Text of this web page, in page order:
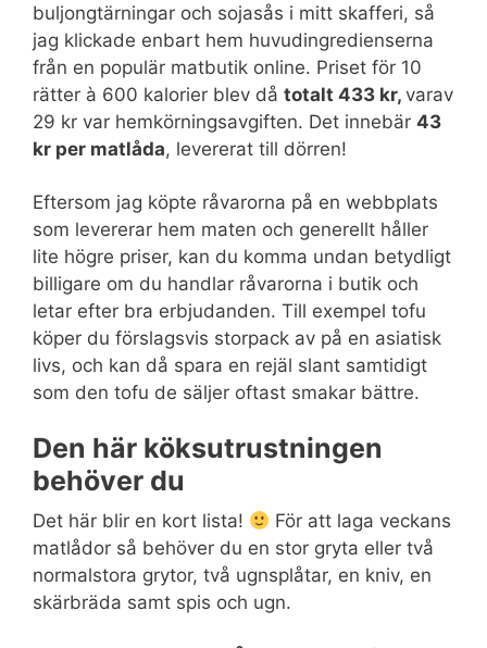
buljongtärningar och sojasås i mitt skafferi, så
jag klickade enbart hem huvudingredienserna
från en populär matbutik online. Priset för 10
rätter à 600 kalorier blev då totalt 433 kr, varav
29 kr var hemkörningsavgiften. Det innebär 43
kr per matlåda, levererat till dörren!
Eftersom jag köpte råvarorna på en webbplats
som levererar hem maten och generellt håller
lite högre priser, kan du komma undan betydligt
billigare om du handlar råvarorna i butik och
letar efter bra erbjudanden. Till exempel tofu
köper du förslagsvis storpack av på en asiatisk
livs, och kan då spara en rejäl slant samtidigt
som den tofu de säljer oftast smakar bättre.
Den här köksutrustningen
behöver du
Det här blir en kort lista!
För att laga veckans
matlådor så behöver du en stor gryta eller två
normalstora grytor, två ugnsplåtar, en kniv, en
skärbräda samt spis och ugn.